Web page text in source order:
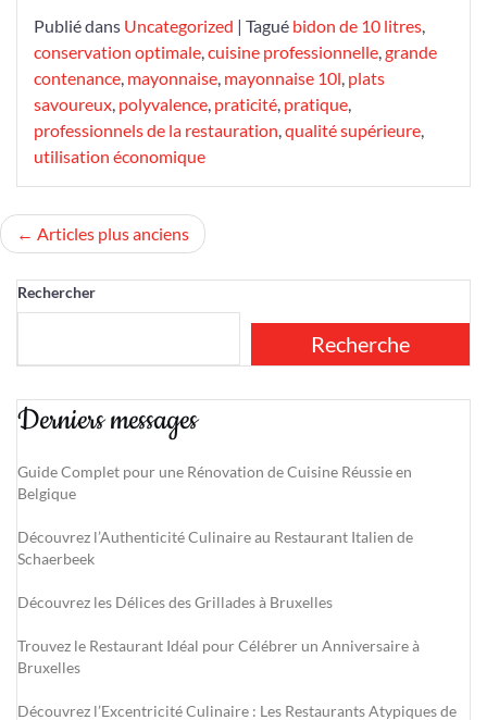
pour
Professionnels
Restauration
Publié dans Uncategorized | Tagué bidon de 10 litres,
conservation optimale,cuisine professionnelle,grande
contenance, mayonnaise, mayonnaise 10l, plats
savoureux, polyvalence, praticité, pratique,
professionnels de la restauration,qualité supérieure,
utilisation économique
Navigation
des
articles
Articles plus anciens
Rechercher
Recherche
Derniers messages
Guide Complet pour une Rénovation de Cuisine Réussie en
Belgique
Découvrez l’Authenticité Culinaire au Restaurant Italien de
Schaerbeek
Découvrez les Délices des Grillades à Bruxelles
Trouvez le Restaurant Idéal pour Célébrer un Anniversaire à
Bruxelles
Découvrez l’Excentricité Culinaire : Les Restaurants Atypiques de